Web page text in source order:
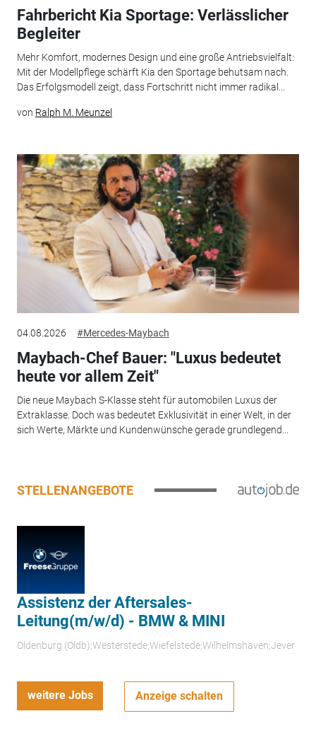
Fahrbericht Kia Sportage: Verlässlicher
Begleiter
Mehr Komfort, modernes Design und eine große Antriebsvielfalt:
Mit der Modellpflege schärft Kia den Sportage behutsam nach.
Das Erfolgsmodell zeigt, dass Fortschritt nicht immer radikal...
von Ralph M. Meunzel
04.08.2026 #Mercedes-Maybach
Maybach-Chef Bauer: "Luxus bedeutet
heute vor allem Zeit"
Die neue Maybach S-Klasse steht für automobilen Luxus der
Extraklasse. Doch was bedeutet Exklusivität in einer Welt, in der
sich Werte, Märkte und Kundenwünsche gerade grundlegend...
STELLENANGEBOTE
Assistenz der Aftersales-
Leitung(m/w/d) - BMW & MINI
Oldenburg (Oldb);Westerstede;Wiefelstede;Wilhelmshaven;Jever
weitere Jobs Anzeige schalten